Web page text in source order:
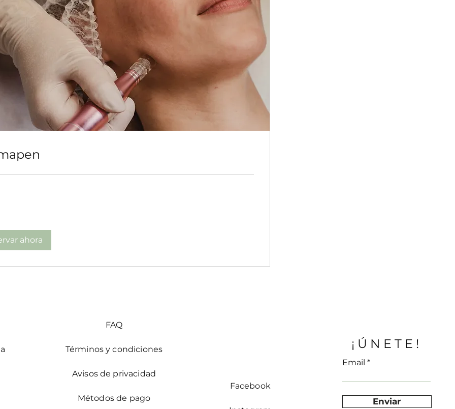
ahora
FAQ
Términos y condiciones
Avisos de privacidad
Métodos de pago
Facebook
¡ÚNETE!
Email
Enviar